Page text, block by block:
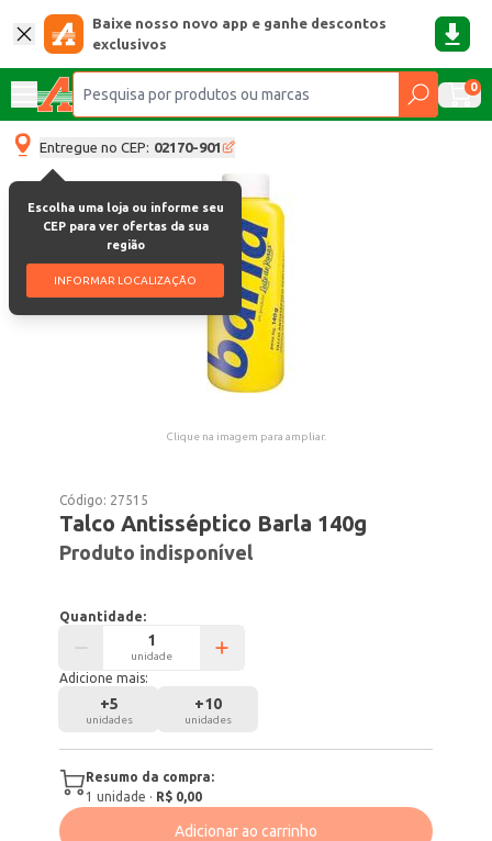
Baixe nosso novo app e ganhe descontos
exclusivos
0
Entregue no CEP: 02170-901
Escolha uma loja ou informe seu
CEP para ver ofertas da sua
região
INFORMAR LOCALIZAÇÃO
Clique na imagem para ampliar.
Código: 27515
Talco Antisséptico Barla 140g
Produto indisponível
Quantidade:
unidade
Adicione mais:
+5
unidades
+10
unidades
Resumo da compra:
1 unidade · R$ 0,00
Adicionar ao carrinho